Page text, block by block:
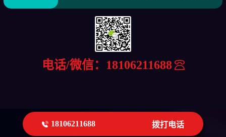
电话/微信： 18106211688
18106211688 拨打电话